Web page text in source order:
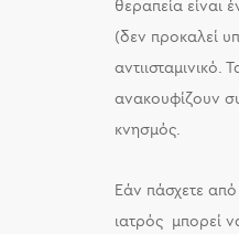
θεραπεία είναι
(δεν προκαλεί
αντιισταμινικό.
ανακουφίζουν
κνησμός.
Εάν πάσχετε
ιατρός μπορεί